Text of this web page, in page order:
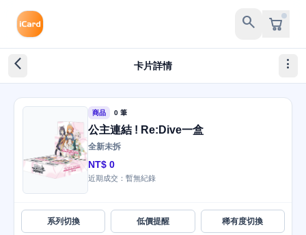
search
arrow_back_ios_new 卡片詳情 more_vert
商品 0 筆
公主連結 ! Re:Dive一盒
全新未拆
NT$ 0
近期成交：暫無紀錄
系列切換 低價提醒 稀有度切換